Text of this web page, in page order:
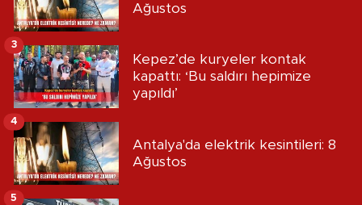
Ağustos
Kepez’de kuryeler kontak
kapattı: ‘Bu saldırı hepimize
yapıldı’
3
Antalya'da elektrik kesintileri: 8
Ağustos
4
5